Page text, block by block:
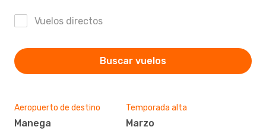
Vuelos directos
Buscar vuelos
Aeropuerto de destino
Manega
Temporada alta
marzo